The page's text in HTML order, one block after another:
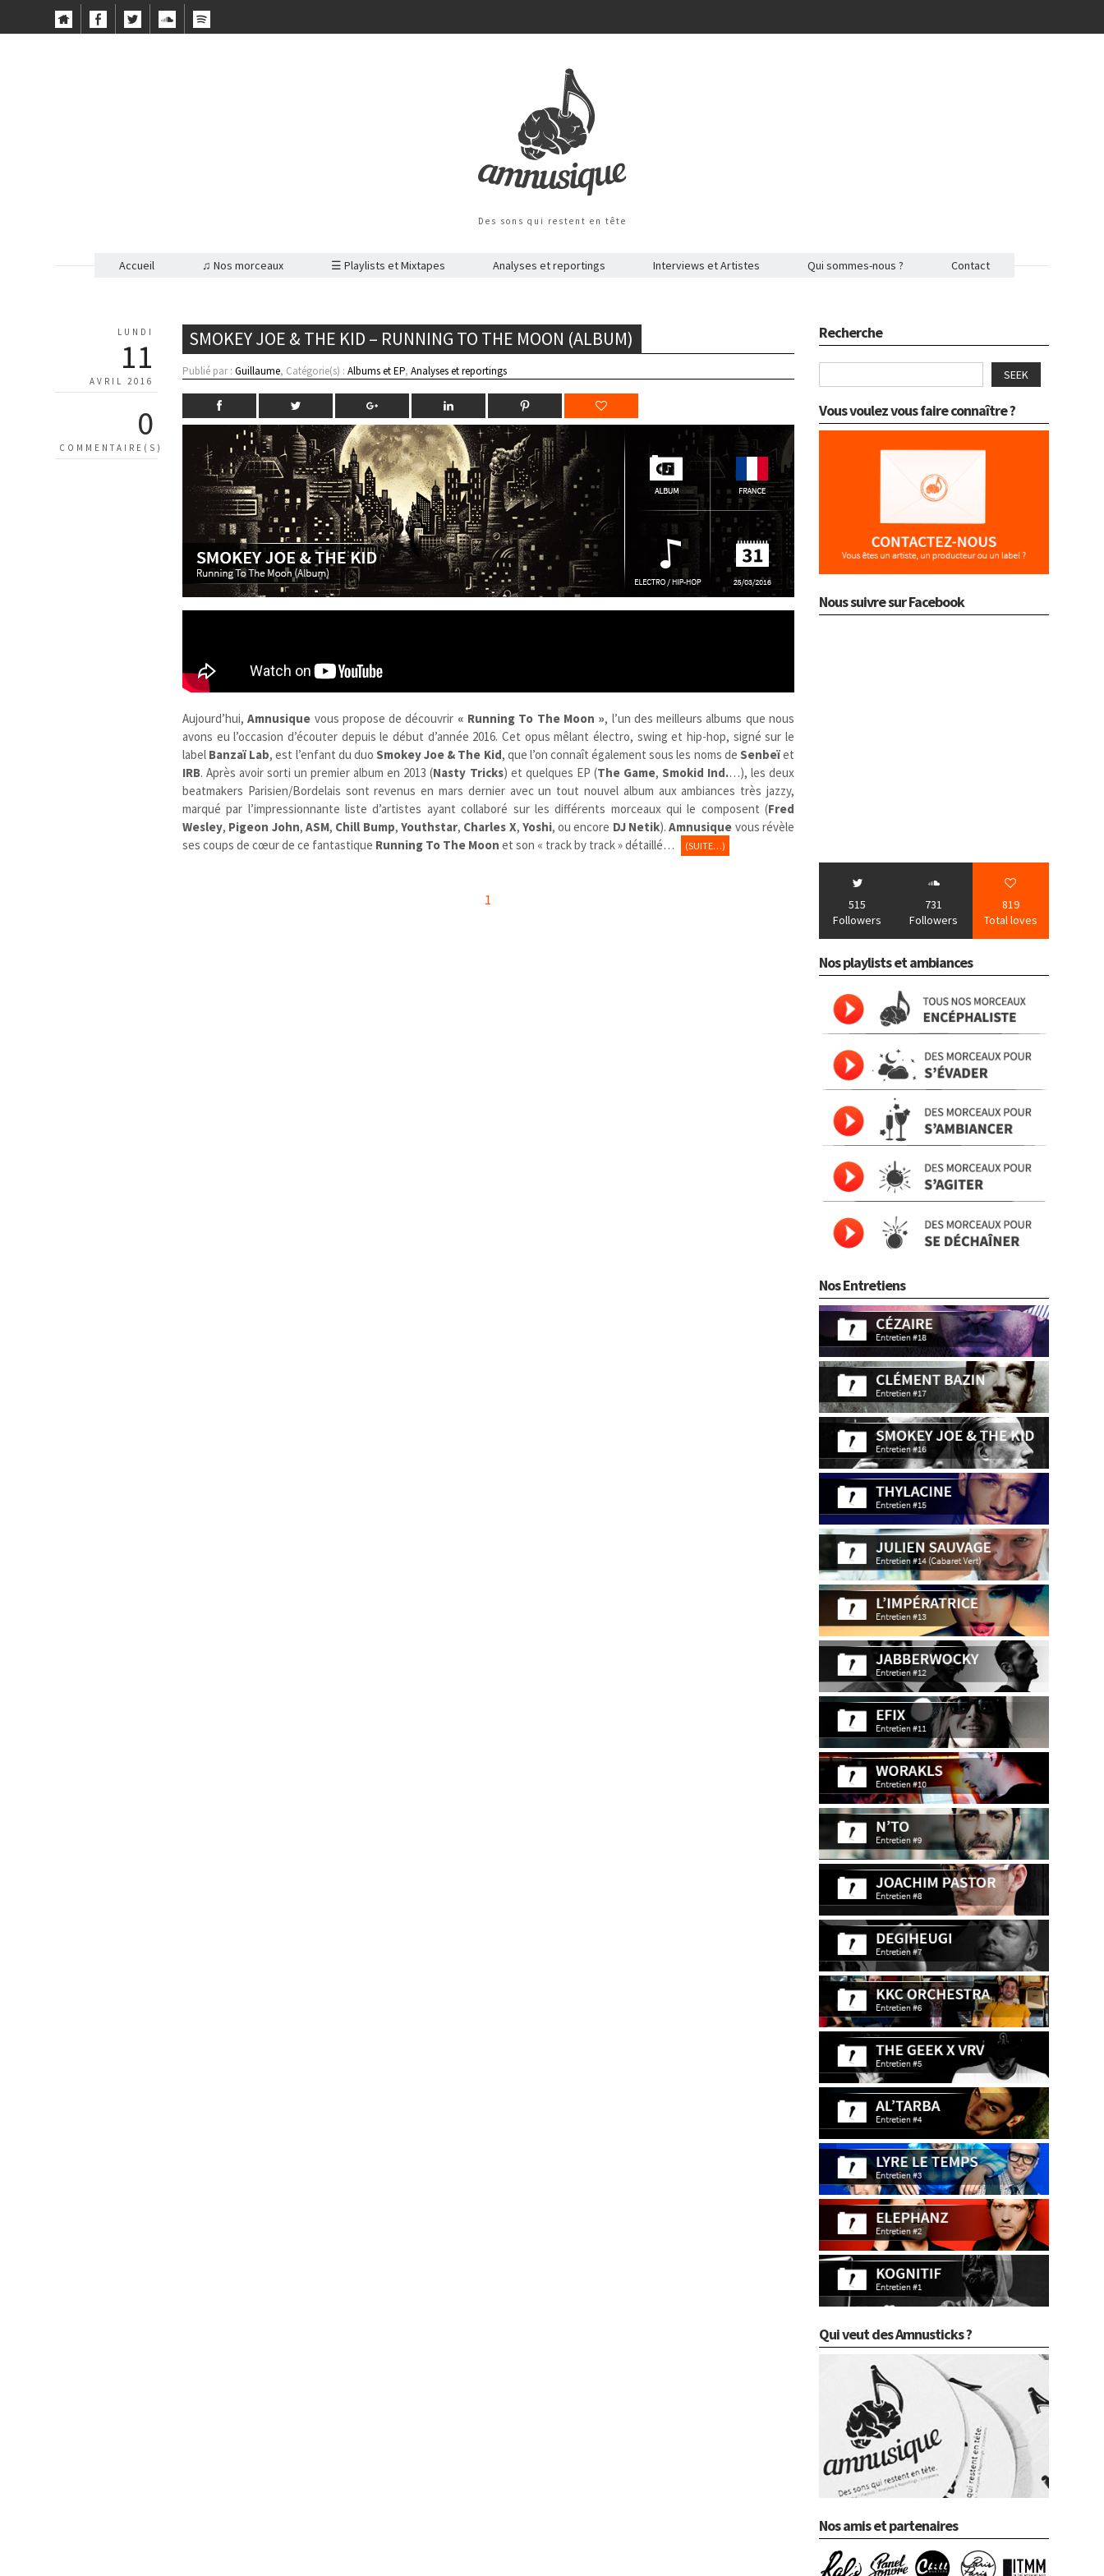
Des sons qui restent en tête
Accueil ♫ Nos morceaux ☰ Playlists et Mixtapes Analyses et reportings Interviews et Artistes Qui sommes-nous ? Contact
LUNDI
11
AVRIL 2016
0
COMMENTAIRE(S)
SMOKEY JOE & THE KID – RUNNING TO THE MOON (ALBUM)
Publié par :Guillaume, Catégorie(s) :Albums et EP,Analyses et reportings
Aujourd’hui,Amnusique vous propose de découvrir « Running To The Moon », l’un des meilleurs albums que nous
avons eu l’occasion d’écouter depuis le début d’année 2016. Cet opus mêlant électro, swing et hip-hop, signé sur le
label Banzaï Lab, est l’enfant du duoSmokey Joe & The Kid, que l’on connaît également sous les noms de Senbeïet
IRB. Après avoir sorti un premier album en 2013 (Nasty Tricks) et quelques EP (The Game, Smokid Ind.…), les deux
beatmakers Parisien/Bordelais sont revenus en mars dernier avec un tout nouvel album aux ambiances très jazzy,
marqué par l’impressionnante liste d’artistes ayant collaboré sur les différents morceaux qui le composent (Fred
Wesley, Pigeon John, ASM, Chill Bump, Youthstar, Charles X, Yoshi, ou encore DJ Netik).Amnusique vous révèle
ses coups de cœur de ce fantastique Running To The Moon et son « track by track » détaillé… (SUITE…)
1
Recherche
SEEK
Vous voulez vous faire connaître ?
Nous suivre sur Facebook
515
Followers
731
Followers
819
Total loves
Nos playlists et ambiances
Nos Entretiens
Qui veut des Amnusticks ?
Nos amis et partenaires